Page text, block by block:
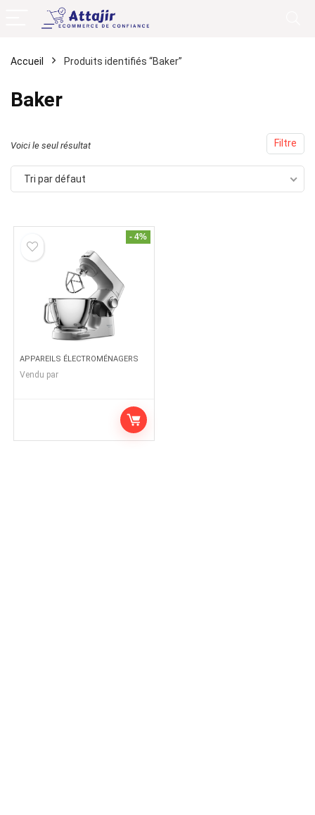
Accueil Produits identifiés “Baker”
Baker
Filtre
Voici le seul résultat
Tri par défaut
- 4%
APPAREILS ÉLECTROMÉNAGERS
Vendu par